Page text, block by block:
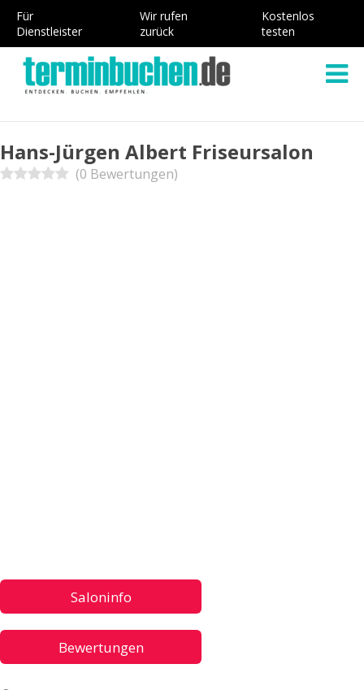
Für
Dienstleister
Wir rufen
zurück
Kostenlos
testen
Hans-Jürgen Albert Friseursalon
(0 Bewertungen)
Saloninfo
Bewertungen